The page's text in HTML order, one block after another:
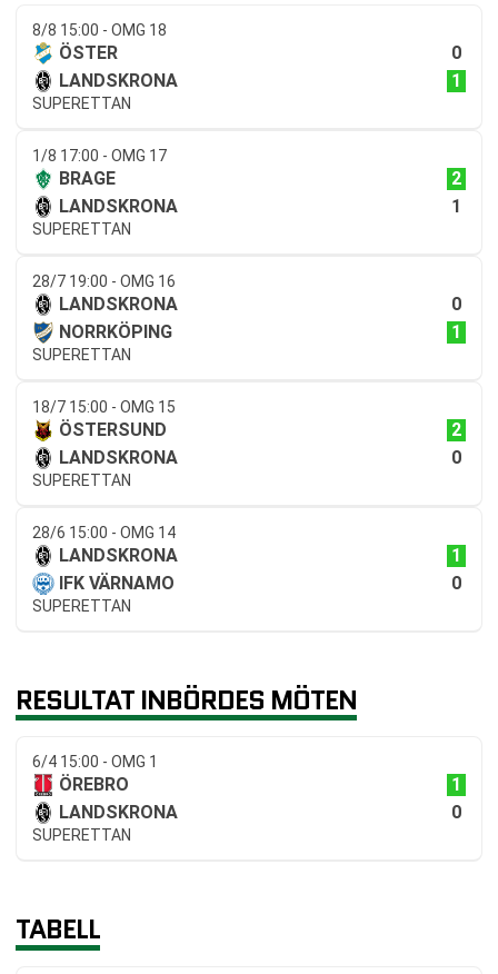
8/8 15:00 - OMG 18
ÖSTER
0
LANDSKRONA
1
SUPERETTAN
1/8 17:00 - OMG 17
BRAGE
2
LANDSKRONA
1
SUPERETTAN
28/7 19:00 - OMG 16
LANDSKRONA
0
NORRKÖPING
1
SUPERETTAN
18/7 15:00 - OMG 15
ÖSTERSUND
2
LANDSKRONA
0
SUPERETTAN
28/6 15:00 - OMG 14
LANDSKRONA
1
IFK VÄRNAMO
0
SUPERETTAN
RESULTAT INBÖRDES MÖTEN
6/4 15:00 - OMG 1
ÖREBRO
1
LANDSKRONA
0
SUPERETTAN
TABELL